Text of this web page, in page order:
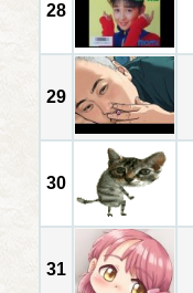
28
29
30
31